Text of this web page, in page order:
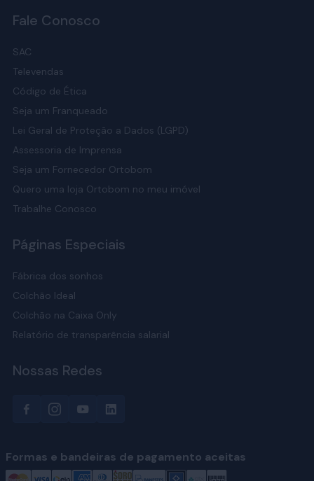
Fale Conosco
SAC
Televendas
Código de Ética
Seja um Franqueado
Lei Geral de Proteção a Dados (LGPD)
Assessoria de Imprensa
Seja um Fornecedor Ortobom
Quero uma loja Ortobom no meu imóvel
Trabalhe Conosco
Páginas Especiais
Fábrica dos sonhos
Colchão Ideal
Colchão na Caixa Only
Relatório de transparência salarial
Nossas Redes
Formas e bandeiras de pagamento aceitas